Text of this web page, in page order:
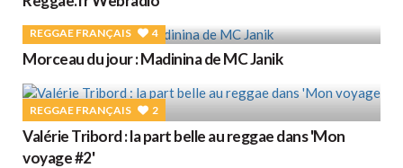
REGGAE FRANÇAIS 4
Morceau du jour : Madinina de MC Janik
REGGAE FRANÇAIS 2
Valérie Tribord : la part belle au reggae dans 'Mon
voyage #2'